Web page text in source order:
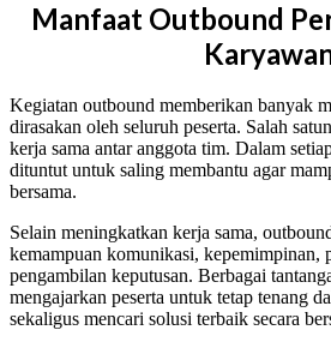
Manfaat Outbound
Kegiatan outbound memberikan banyak
dirasakan oleh seluruh peserta. Salah
kerja sama antar anggota tim. Dalam
dituntut untuk saling membantu agar
bersama.
Selain meningkatkan kerja sama,
kemampuan komunikasi, kepemimpinan,
pengambilan keputusan. Berbagai
mengajarkan peserta untuk tetap tenang
sekaligus mencari solusi terbaik secara